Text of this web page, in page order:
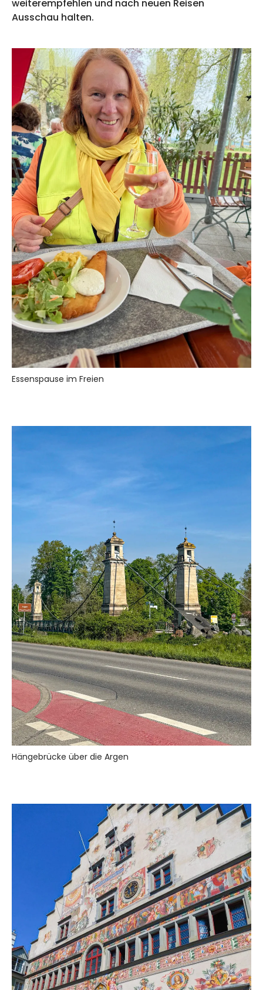
weiterempfehlen und nach neuen Reisen
Ausschau halten.
Essenspause im Freien
Hängebrücke über die Argen